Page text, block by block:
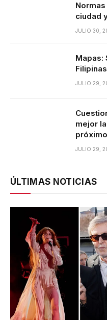
ciudad
JULIO 30,
Mapas:
Filipinas
JULIO 29,
mejor
JULIO 29,
ÚLTIMAS NOTICIAS